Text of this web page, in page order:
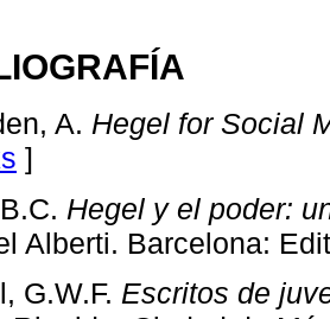
A. Hegel for Social
]
Hegel y el poder:
Alberti. Barcelona:
G.W.F. Escritos de